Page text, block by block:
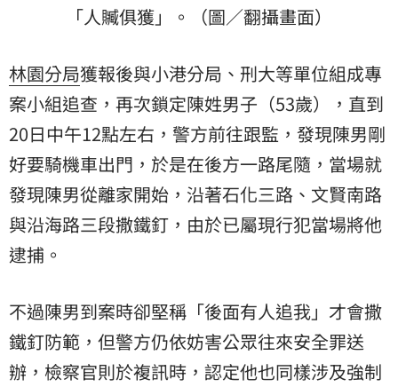
「人贓俱獲」。（圖／翻攝畫面）
林園分局獲報後與小港分局、刑大等單位組成專
案小組追查，再次鎖定陳姓男子（53歲），直到
20日中午12點左右，警方前往跟監，發現陳男剛
好要騎機車出門，於是在後方一路尾隨，當場就
發現陳男從離家開始，沿著石化三路、文賢南路
與沿海路三段撒鐵釘，由於已屬現行犯當場將他
逮捕。
不過陳男到案時卻堅稱「後面有人追我」才會撒
鐵釘防範，但警方仍依妨害公眾往來安全罪送
辦，檢察官則於複訊時，認定他也同樣涉及強制